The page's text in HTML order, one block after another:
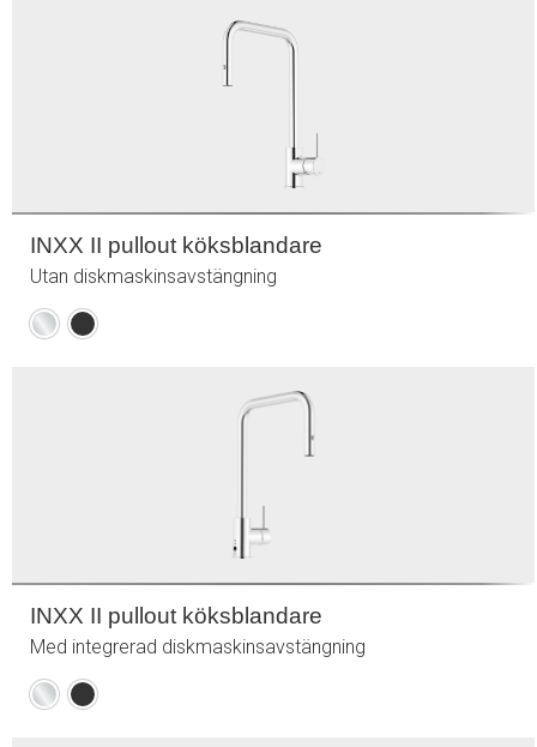
INXX II pullout köksblandare
Utan diskmaskinsavstängning
KromMattsvart
INXX II pullout köksblandare
Med integrerad diskmaskinsavstängning
KromMattsvart